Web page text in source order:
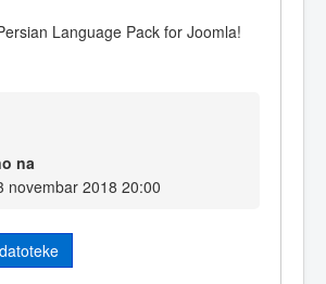
Language Pack for Joomla!
na
novembar 2018 20:00